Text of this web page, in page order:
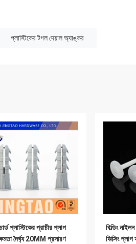
প্লাস্টিকের টগল দেয়াল অ্যাঙ্কর
প্লাস্টিকের প্রাচীর প্লাগ
দৈর্ঘ্য 20MM প্রসারণ
বিল্ডিং
ফিক্সিং প্লাগ